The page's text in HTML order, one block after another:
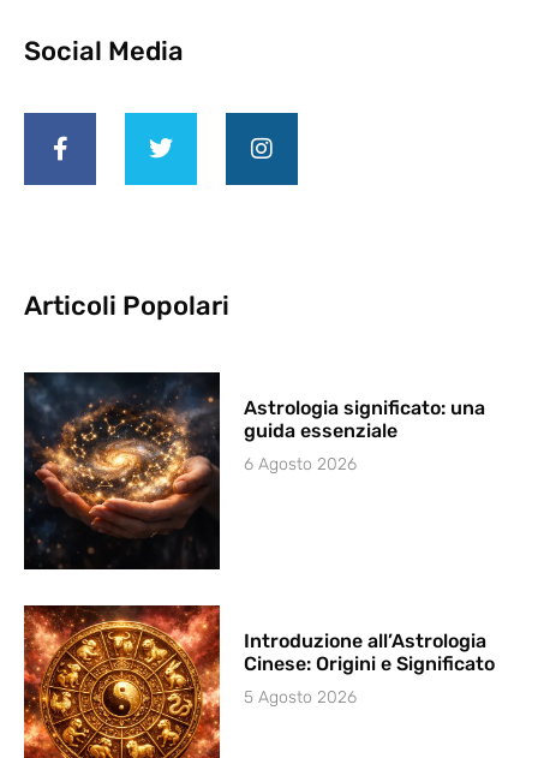
Social Media
Articoli Popolari
Astrologia significato: una
guida essenziale
6 Agosto 2026
Introduzione all’Astrologia
Cinese: Origini e Significato
5 Agosto 2026